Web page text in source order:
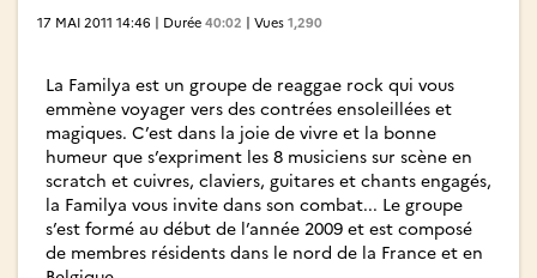
17 MAI 2011 14:46 | Durée 40:02 | Vues 1,290
La Familya est un groupe de reaggae rock qui vous
emmène voyager vers des contrées ensoleillées et
magiques. C’est dans la joie de vivre et la bonne
humeur que s’expriment les 8 musiciens sur scène en
scratch et cuivres, claviers, guitares et chants engagés,
la Familya vous invite dans son combat... Le groupe
s’est formé au début de l’année 2009 et est composé
de membres résidents dans le nord de la France et en